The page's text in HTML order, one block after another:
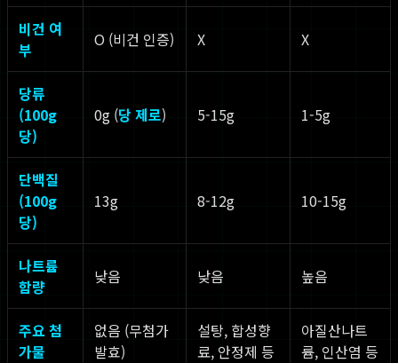
비건 여
부
O (비건 인증) X X
당류
(100g
당)
0g (당 제로) 5-15g 1-5g
단백질
(100g
당)
13g 8-12g 10-15g
나트륨
함량
낮음 낮음 높음
주요 첨
가물
없음 (무첨가
발효)
설탕, 합성향
료, 안정제 등
아질산나트
륨, 인산염 등